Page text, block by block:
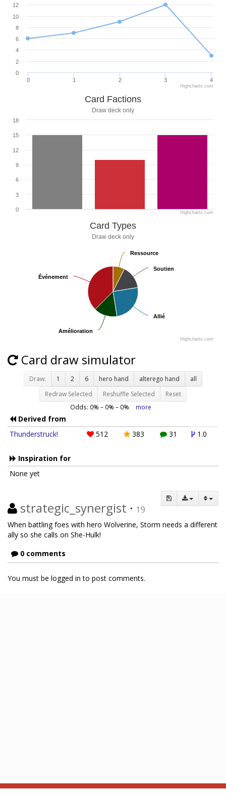
0 1 2 3 4
0
2
4
6
8
10
12
Highcharts.com
Card Factions
Draw deck only
0
3
6
9
12
15
18
Highcharts.com
Card Types
Draw deck only
Ressource
Ressource
Soutien
Soutien
Allié
Allié
Amélioration
Amélioration
Événement
Événement
Highcharts.com
Card draw simulator
Draw: 1 2 6 hero hand alterego hand
all
Redraw Selected
Reshuffle Selected Reset
Odds: 0% – 0% – 0% more
Derived from
Thunderstruck!
512 383 31 1.0
Inspiration for
None yet
strategic_synergist · 19
When battling foes with hero Wolverine, Storm needs a different
ally so she calls on She-Hulk!
0 comments
You must be logged in to post comments.